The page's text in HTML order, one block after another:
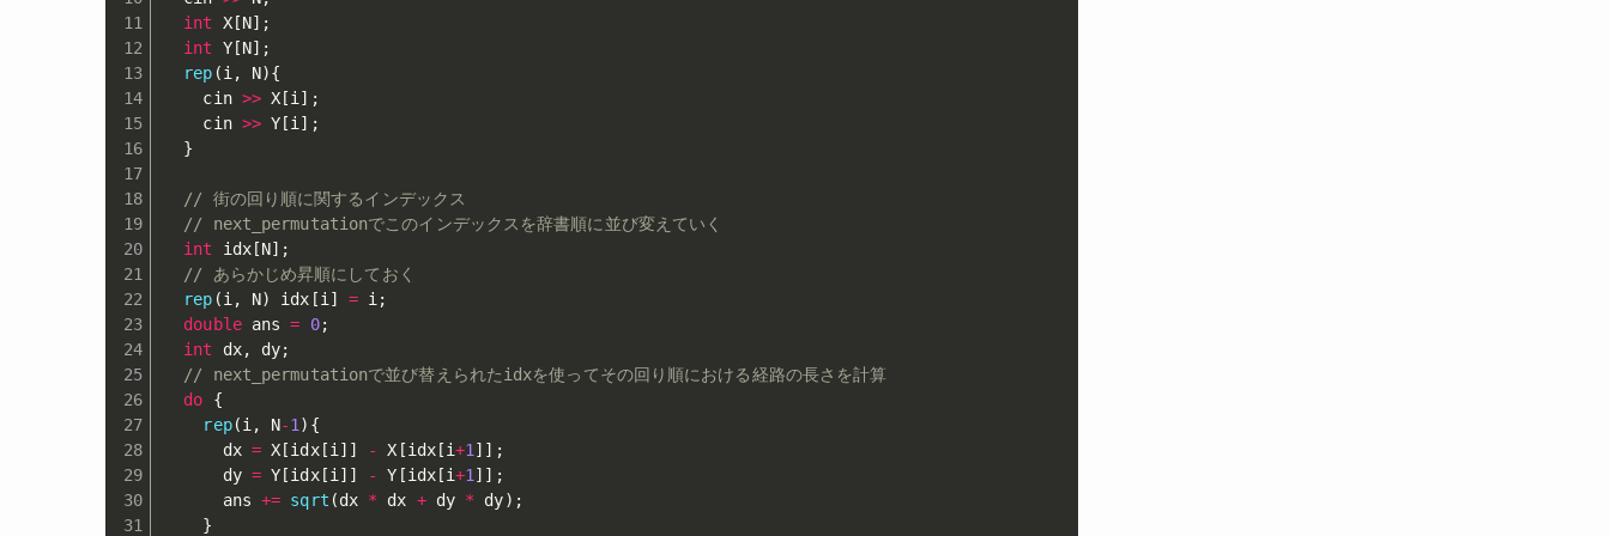
int X[N] ;
int Y[N] ;
rep (i, N){
    cin
>> X [i] ;
    cin
>> Y [i] ;
}
// 街の回り順に関するインデックス
// next_permutationでこのインデックスを辞書順に並び変えていく
int idx[N] ;
// あらかじめ昇順にしておく
rep (i, N) idx [i] = i;
double ans = 0;
int dx, dy;
// next_permutationで並び替えられたidxを使ってその回り順における経路の長さを計算
do
{
rep(i, N-1) {
      dx
= X [idx[i] ] - X [idx[i+1] ] ;
      dy
= Y [idx[i] ] - Y [idx[i+1] ] ;
      ans
+= sqrt (dx * dx + dy * dy) ;
}